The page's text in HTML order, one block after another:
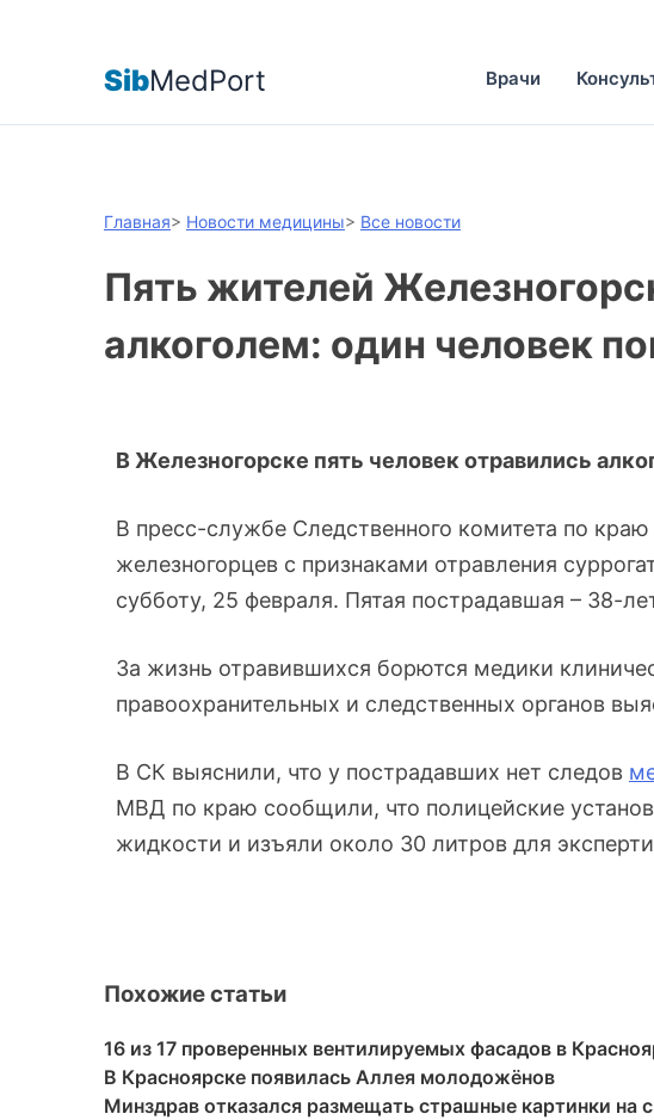
SibMedPort Врачи
Главная> Новости медицины> Все новости
Пять жителей
алкоголем: один человек
В Железногорске пять человек отравились
В пресс-службе Следственного комитета по
железногорцев с признаками отравления
субботу, 25 февраля. Пятая пострадавшая – 38-
За жизнь отравившихся борются медики
правоохранительных и следственных органов
В СК выяснили, что у пострадавших нет следов
МВД по краю сообщили, что полицейские
жидкости и изъяли около 30 литров для
Похожие статьи
16 из 17 проверенных вентилируемых фасадов в
В Красноярске появилась Аллея молодожёнов
Минздрав отказался размещать страшные картинки на